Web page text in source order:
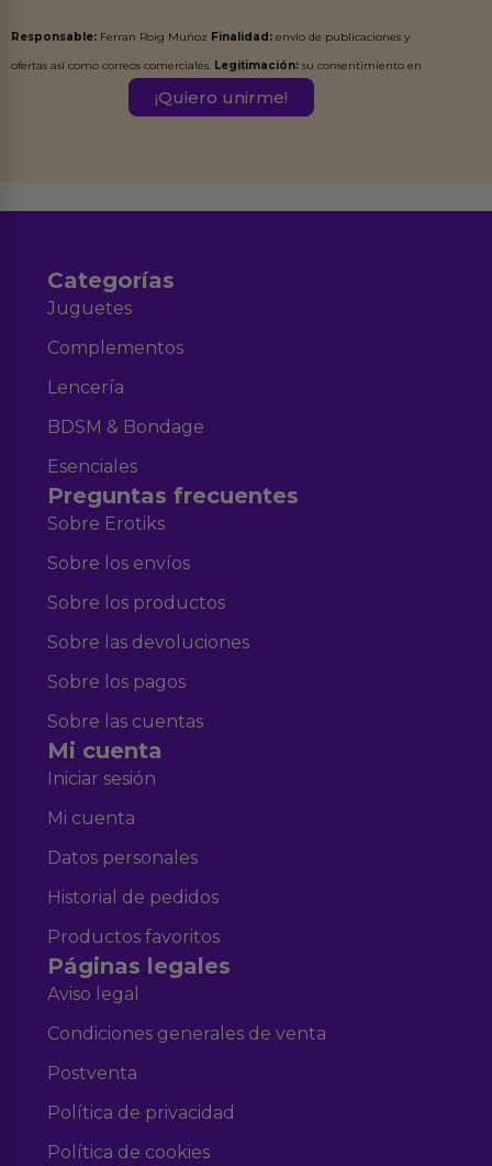
Responsable: Ferran Roig Muñoz Finalidad: envío de publicaciones y
ofertas así como correos comerciales. Legitimación: su consentimiento en
Destinatarios:Ferran Roig Muñoz. Podrás ejercer tus
Categorías
Juguetes
Complementos
Lencería
BDSM & Bondage
Esenciales
Preguntas frecuentes
Sobre Erotiks
Sobre los envíos
Sobre los productos
Sobre las devoluciones
Sobre los pagos
Sobre las cuentas
Mi cuenta
Iniciar sesión
Mi cuenta
Datos personales
Historial de pedidos
Productos favoritos
Páginas legales
Aviso legal
Condiciones generales de venta
Postventa
Política de privacidad
Política de cookies